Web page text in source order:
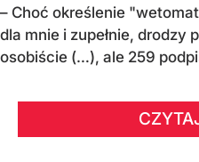
– Choć określenie
dla mnie i zupełnie, drodzy
osobiście (…), ale 259